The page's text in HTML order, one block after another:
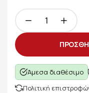
Άμεσα διαθέσιμο
Πολιτική